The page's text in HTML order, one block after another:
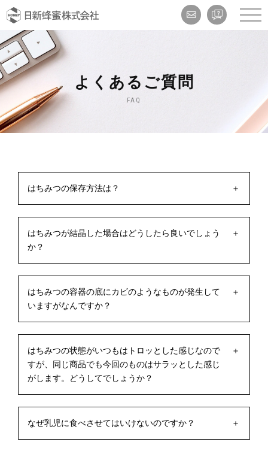
よくあるご質問
FAQ
はちみつの保存方法は？
はちみつが結晶した場合はどうしたら良いでしょう
か？
はちみつの容器の底にカビのようなものが発生して
いますがなんですか？
はちみつの状態がいつもはトロッとした感じなので
すが、同じ商品でも今回のものはサラッとした感じ
がします。どうしてでしょうか？
なぜ乳児に食べさせてはいけないのですか？